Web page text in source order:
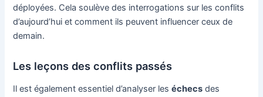
déployées. Cela soulève des interrogations sur les conflits
d’aujourd’hui et comment ils peuvent influencer ceux de
demain.
Les leçons des conflits passés
Il est également essentiel d’analyser leséchecs des